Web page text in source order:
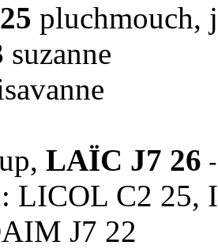
pluchmouch,
suzanne
LAÏC J7 26
: LICOL C2
J7 22